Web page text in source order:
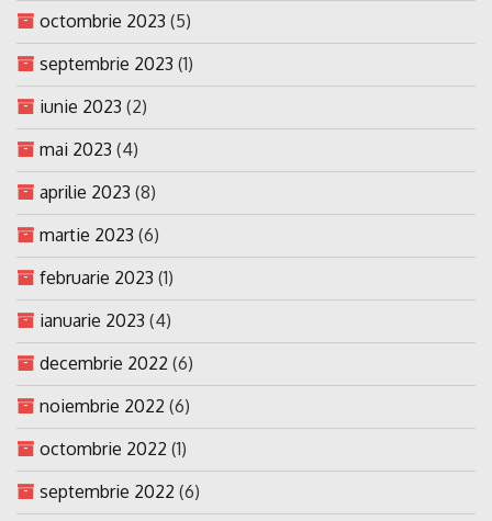
octombrie 2023 (5)
septembrie 2023 (1)
iunie 2023 (2)
mai 2023 (4)
aprilie 2023 (8)
martie 2023 (6)
februarie 2023 (1)
ianuarie 2023 (4)
decembrie 2022 (6)
noiembrie 2022 (6)
octombrie 2022 (1)
septembrie 2022 (6)